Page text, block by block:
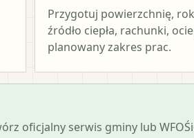
Przygotuj powierzchnię,
źródło ciepła, rachunki,
planowany zakres prac.
oficjalny serwis gminy lub